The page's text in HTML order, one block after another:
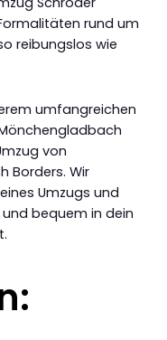
rund um
reibungslos wie
umfangreichen
von
Borders. Wir
Umzugs und
bequem in dein